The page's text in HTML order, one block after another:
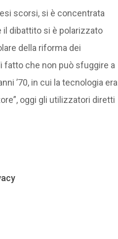
scorsi, si è concentrata
il dibattito si è polarizzato
della riforma dei
fatto che non può sfuggire a
’70, in cui la tecnologia era
oggi gli utilizzatori diretti